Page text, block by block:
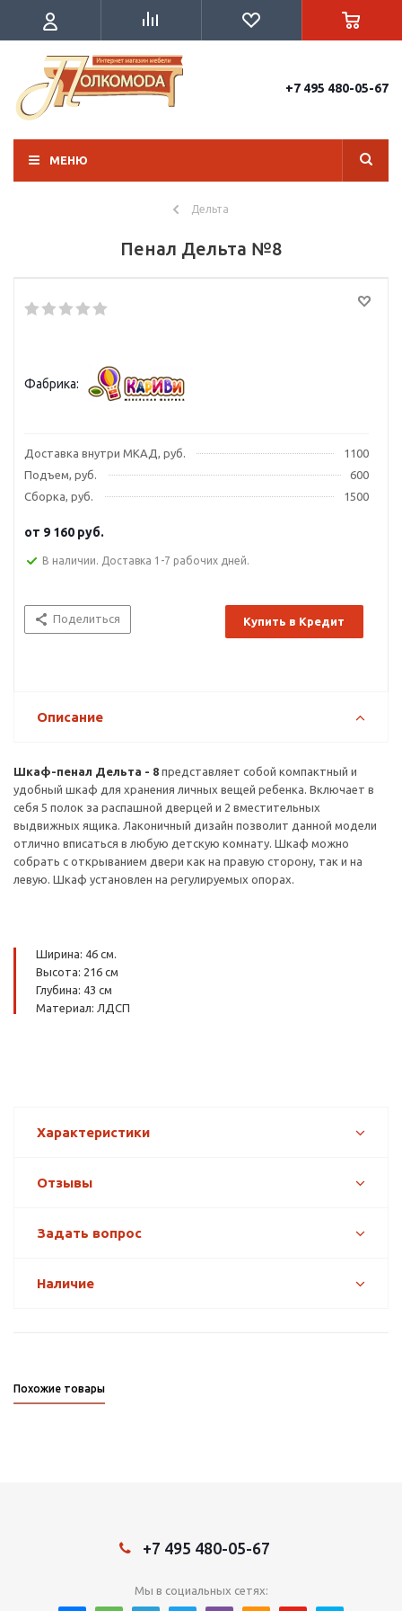
+7 495 480-05-67
МЕНЮ
Дельта
Пенал Дельта №8
Фабрика:
Доставка внутри МКАД, руб.
1100
Подъем, руб.
600
Сборка, руб.
1500
от 9 160 руб.
В наличии. Доставка 1-7 рабочих дней.
Поделиться Купить в Кредит
Описание
Шкаф-пенал Дельта - 8 представляет собой компактный и
удобный шкаф для хранения личных вещей ребенка. Включает в
себя 5 полок за распашной дверцей и 2 вместительных
выдвижных ящика. Лаконичный дизайн позволит данной модели
отлично вписаться в любую детскую комнату. Шкаф можно
собрать с открыванием двери как на правую сторону, так и на
левую. Шкаф установлен на регулируемых опорах.
Ширина: 46 см.
Высота: 216 см
Глубина: 43 см
Материал: ЛДСП
Характеристики
Отзывы
Задать вопрос
Наличие
Похожие товары
+7 495 480-05-67
Мы в социальных сетях: